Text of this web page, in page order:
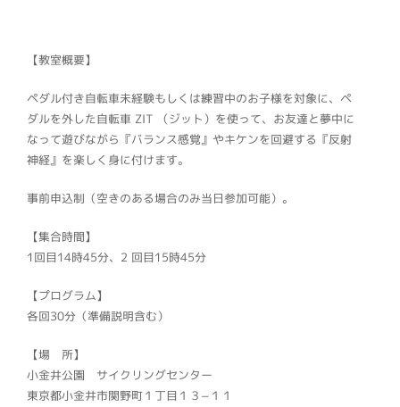
【教室概要】
ペダル付き自転車未経験もしくは練習中のお子様を対象に、ペ
ダルを外した自転車 ZIT （ジット）を使って、お友達と夢中に
なって遊びながら『バランス感覚』やキケンを回避する『反射
神経』を楽しく身に付けます。
事前申込制（空きのある場合のみ当日参加可能）。
【集合時間】
1回目14時45分、2 回目15時45分
【プログラム】
各回30分（準備説明含む）
【場 所】
小金井公園 サイクリングセンター
東京都小金井市関野町１丁目１３−１１